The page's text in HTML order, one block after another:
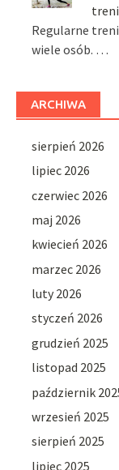
Regularne
wiele osób. …
ARCHIWA
sierpień 2026
lipiec 2026
czerwiec 2026
maj 2026
kwiecień 2026
marzec 2026
luty 2026
styczeń 2026
grudzień 2025
listopad 2025
październik
wrzesień 2025
sierpień 2025
lipiec 2025